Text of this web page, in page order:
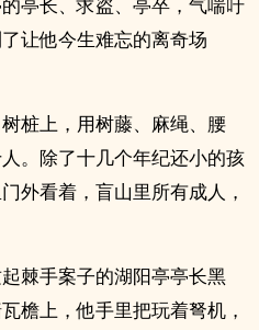
让他今生难忘的离奇场
桩上，用树藤、麻绳、腰
。除了十几个年纪还小的孩
外看着，盲山里所有‎‌成‎‌人‍‍，
棘手案子的湖阳亭亭长黑
檐上，他手里把玩着弩机，